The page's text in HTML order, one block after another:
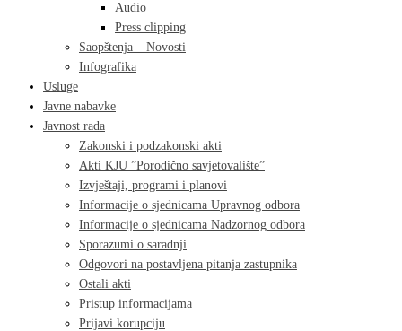
Audio
Press clipping
Saopštenja – Novosti
Infografika
Usluge
Javne nabavke
Javnost rada
Zakonski i podzakonski akti
Akti KJU ”Porodično savjetovalište”
Izvještaji, programi i planovi
Informacije o sjednicama Upravnog odbora
Informacije o sjednicama Nadzornog odbora
Sporazumi o saradnji
Odgovori na postavljena pitanja zastupnika
Ostali akti
Pristup informacijama
Prijavi korupciju